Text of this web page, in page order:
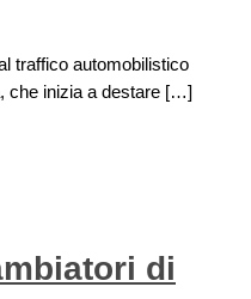
traffico automobilistico
che inizia a destare […]
di